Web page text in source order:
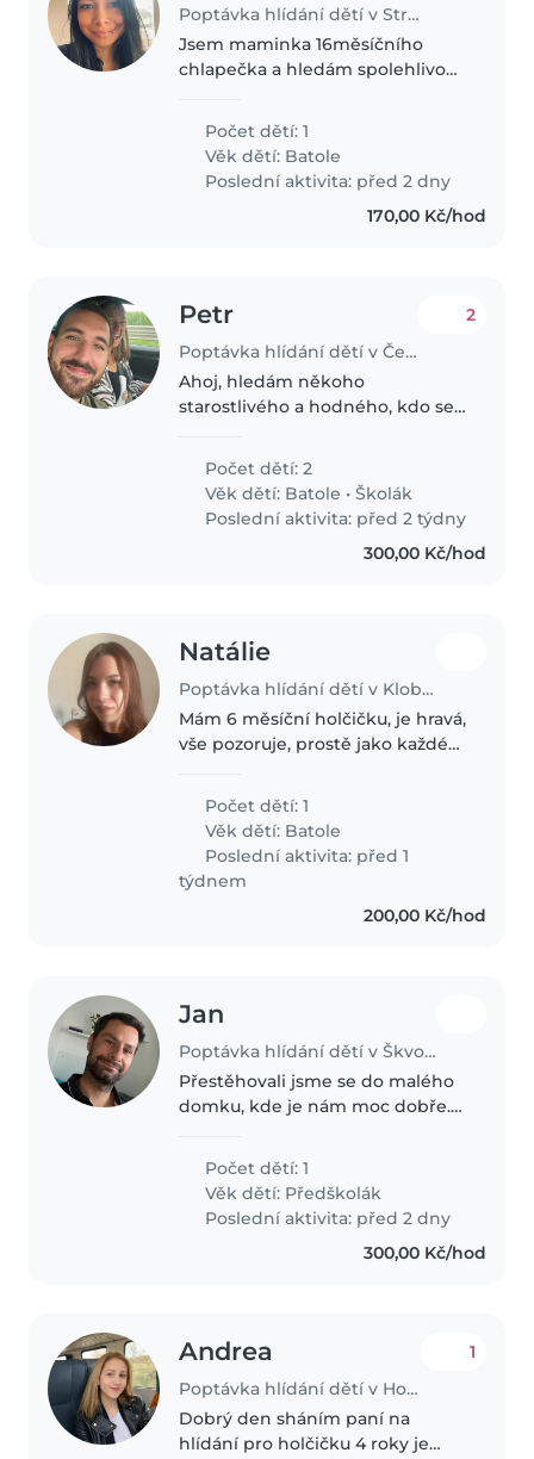
Poptávka hlídání dětí v Strunkovice nad Blanicí
Jsem maminka 16měsíčního
chlapečka a hledám spolehlivou
malé děti. Potřebuji hlavně
víkendovou výpomoc –
odpoledne, večer nebo i přes
Počet dětí: 1
Věk dětí: Batole
Poslední aktivita: před 2 dny
170,00 Kč/hod
Petr
Poptávka hlídání dětí v Český Krumlov
2
Ahoj, hledám někoho
starostlivého a hodného, kdo se
abych mohl vzít svou ženu na
večeři, do wellnes nebo jinou
aktivitu.
Počet dětí: 2
Věk dětí: Batole •Školák
Poslední aktivita: před 2 týdny
300,00 Kč/hod
Natálie
Poptávka hlídání dětí v Klobuky
Mám 6 měsíční holčičku, je hravá,
vše pozoruje, prostě jako každé
na srpen na pár dní v měsíci
Počet dětí: 1
Věk dětí: Batole
Poslední aktivita: před 1
týdnem
200,00 Kč/hod
Jan
Poptávka hlídání dětí v Škvorec
Přestěhovali jsme se do malého
domku, kde je nám moc dobře.
hledá kamarády, tak to na
přespávačky zatím moc není :)
Proto budeme rádi za občasnou
pomoc..
Počet dětí: 1
Věk dětí: Předškolák
Poslední aktivita: před 2 dny
300,00 Kč/hod
Andrea
Poptávka hlídání dětí v Horní Jiřetín
1
Dobrý den sháním paní na
hlídání pro holčičku 4 roky je